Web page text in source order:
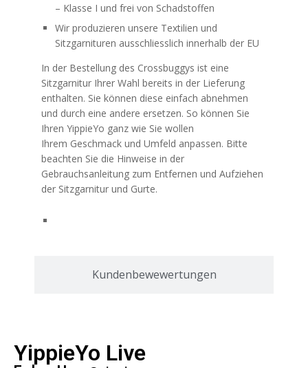
Kundenbewewertungen
– Klasse I und frei von Schadstoffen
Wir produzieren unsere Textilien und
Sitzgarnituren ausschliesslich innerhalb der EU
In der Bestellung des Crossbuggys ist eine
Sitzgarnitur Ihrer Wahl bereits in der Lieferung
enthalten. Sie können diese einfach abnehmen
und durch eine andere ersetzen. So können Sie
Ihren YippieYo ganz wie Sie wollen
Ihrem Geschmack und Umfeld anpassen. Bitte
beachten Sie die Hinweise in der
Gebrauchsanleitung zum Entfernen und Aufziehen
der Sitzgarnitur und Gurte.
YippieYo Live